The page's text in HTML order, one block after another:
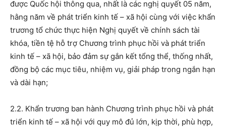
được Quốc hội thông qua, nhất là các nghị quyết 05 năm,
hằng năm về phát triển kinh tế – xã hội cùng với việc khẩn
trương tổ chức thực hiện Nghị quyết về chính sách tài
khóa, tiền tệ hỗ trợ Chương trình phục hồi và phát triển
kinh tế – xã hội, bảo đảm sự gắn kết tổng thể, thống nhất,
đồng bộ các mục tiêu, nhiệm vụ, giải pháp trong ngắn hạn
và dài hạn;
2.2. Khẩn trương ban hành Chương trình phục hồi và phát
triển kinh tế – xã hội với quy mô đủ lớn, kịp thời, phù hợp,